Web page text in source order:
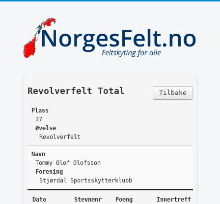
Tilbake
Revolverfelt Total
Plass
37
Øvelse
Revolverfelt
Navn
Tommy Olof Olofsson
Forening
Stjørdal Sportsskytterklubb
Dato Stevnenr Poeng Innertreff